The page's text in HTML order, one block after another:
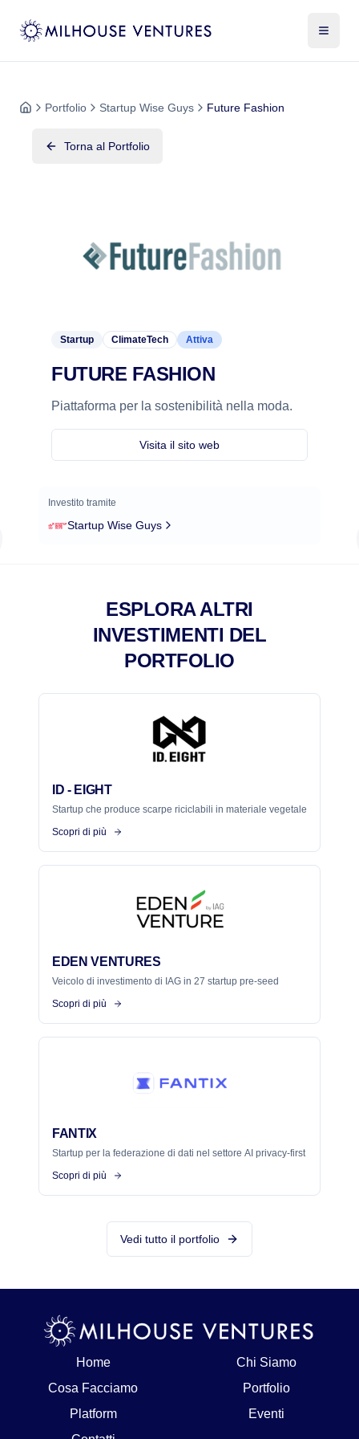
Portfolio Startup Wise Guys Future Fashion
Torna al Portfolio
Startup ClimateTech Attiva
FUTURE FASHION
Piattaforma per la sostenibilità nella moda.
Visita il sito web
Investito tramite
Startup Wise Guys
ESPLORA ALTRI
INVESTIMENTI DEL
PORTFOLIO
ID - EIGHT
Startup che produce scarpe riciclabili in materiale vegetale
Scopri di più
EDEN VENTURES
Veicolo di investimento di IAG in 27 startup pre-seed
Scopri di più
FANTIX
Startup per la federazione di dati nel settore AI privacy-first
Scopri di più
Vedi tutto il portfolio
Home
Chi Siamo
Cosa Facciamo
Portfolio
Platform
Eventi